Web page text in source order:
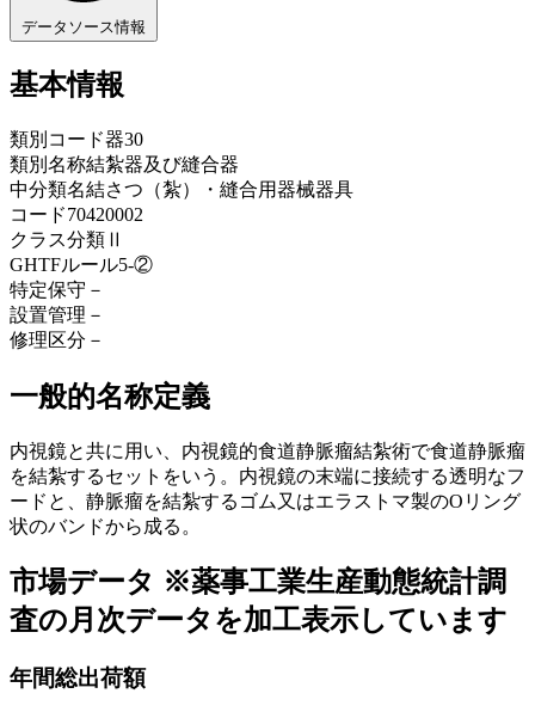
データソース情報
基本情報
類別コード器30
類別名称結紮器及び縫合器
中分類名結さつ（紮）・縫合用器械器具
コード70420002
クラス分類 Ⅱ
GHTFルール5-②
特定保守 －
設置管理 －
修理区分 －
一般的名称定義
内視鏡と共に用い、内視鏡的食道静脈瘤結紮術で食道静脈瘤
を結紮するセットをいう。内視鏡の末端に接続する透明なフ
ードと、静脈瘤を結紮するゴム又はエラストマ製のOリング
状のバンドから成る。
市場データ ※薬事工業生産動態統計調
査の月次データを加工表示しています
年間総出荷額